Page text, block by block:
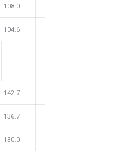
108.0
104.6
142.7
136.7
130.0